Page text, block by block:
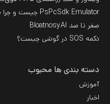
PsPcSdk Emulator چیست و چرا به آن نیاز دارید؟
صفر تا صد BloatnosyAI
دکمه SOS در گوشی چیست؟
دسته بندی ها محبوب
آموزش
اخبار